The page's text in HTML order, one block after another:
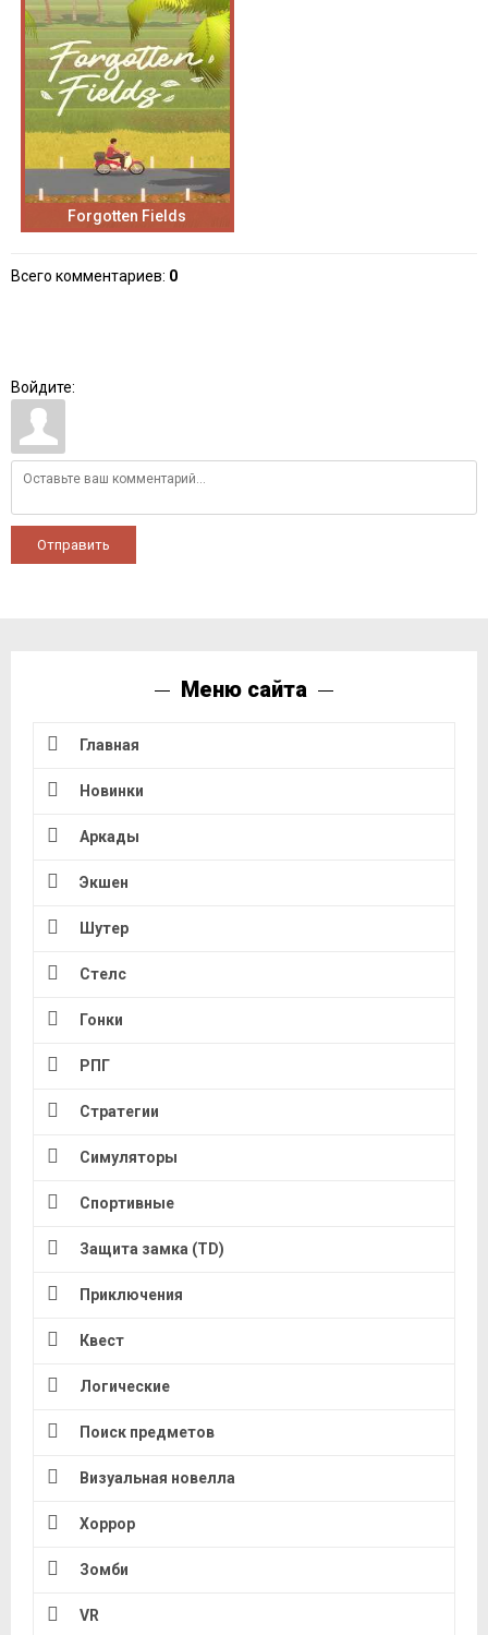
Forgotten Fields
Всего комментариев: 0
Войдите:
Отправить
Меню сайта
Главная
Новинки
Аркады
Экшен
Шутер
Стелс
Гонки
РПГ
Стратегии
Симуляторы
Спортивные
Защита замка (TD)
Приключения
Квест
Логические
Поиск предметов
Визуальная новелла
Хоррор
Зомби
VR